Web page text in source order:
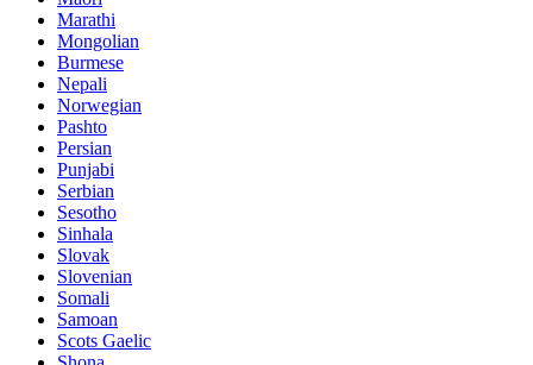
Marathi
Mongolian
Burmese
Nepali
Norwegian
Pashto
Persian
Punjabi
Serbian
Sesotho
Sinhala
Slovak
Slovenian
Somali
Samoan
Scots Gaelic